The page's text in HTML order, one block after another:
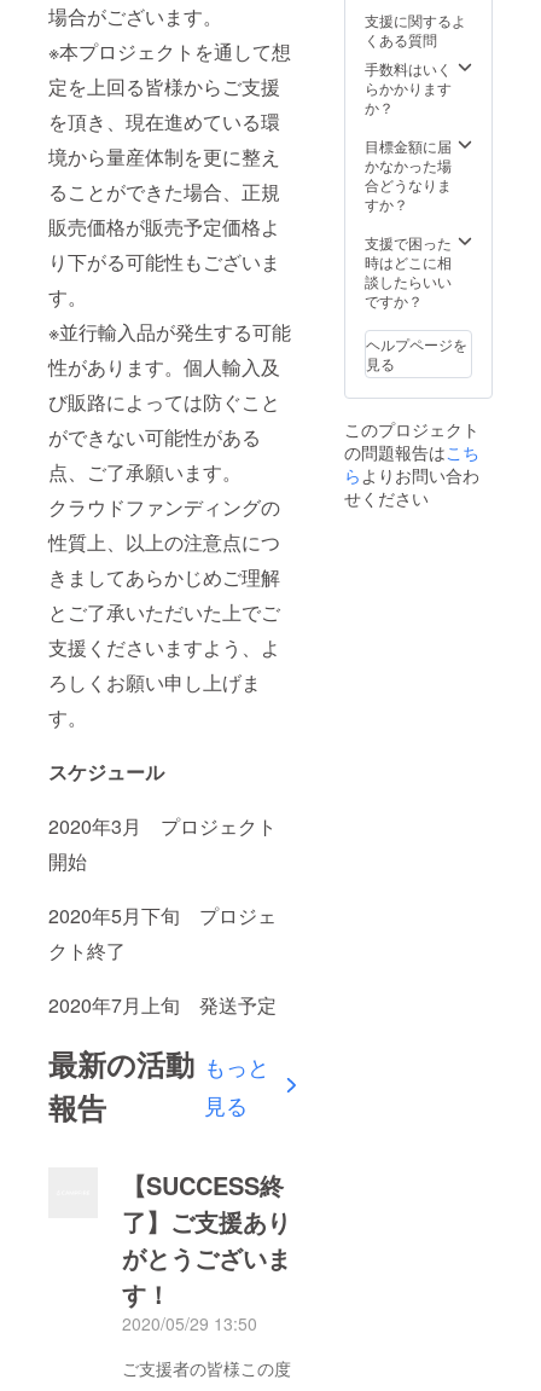
場合がございます。
※本プロジェクトを通して想
定を上回る皆様からご支援
を頂き、現在進めている環
境から量産体制を更に整え
ることができた場合、正規
販売価格が販売予定価格よ
り下がる可能性もございま
す。
※並行輸入品が発生する可能
性があります。個人輸入及
び販路によっては防ぐこと
ができない可能性がある
点、ご了承願います。
クラウドファンディングの
性質上、以上の注意点につ
きましてあらかじめご理解
とご了承いただいた上でご
支援くださいますよう、よ
ろしくお願い申し上げま
す。
スケジュール
2020年3月 プロジェクト
開始
2020年5月下旬 プロジェ
クト終了
2020年7月上旬 発送予定
最新の活動
報告
もっと
見る
【SUCCESS終
了】ご支援あり
がとうございま
す！
2020/05/29 13:50
ご支援者の皆様この度
了承く
ださ
い。 ※2
色お選
びいた
す。 予
定配送
時期：
2020年
支援に関するよ
くある質問
手数料はいく
らかかります
か？
目標金額に届
かなかった場
合どうなりま
すか？
支援で困った
時はどこに相
談したらいい
ですか？
ヘルプページを
見る
このプロジェクト
の問題報告はこち
ら よりお問い合わ
せください